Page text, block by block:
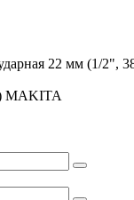
22 мм (1/2",
MAKITA